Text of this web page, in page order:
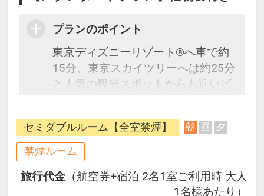
プランのポイント
東京ディズニーリゾート®へ車で約
15分、東京スカイツリーへは約25分
と人気の観光スポットからも近いビ
ジャーにも最適な立地のホテルで
す。
プラン説明：往復の航空券と宿泊が
セットになったスタンダードな＜軽
朝食付き＞プランで、フライトと宿
セミダブルルーム【全室禁煙】 朝 昼 夕
禁煙ルーム
旅行代金 （航空券+宿泊 2名1室ご利用時 大人
1名様あたり）